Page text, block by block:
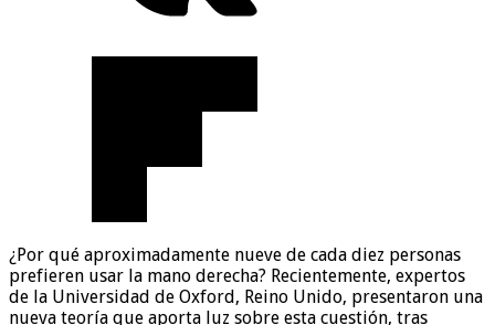
¿Por qué aproximadamente nueve de cada diez personas
prefieren usar la mano derecha? Recientemente, expertos
de la Universidad de Oxford, Reino Unido, presentaron una
nueva teoría que aporta luz sobre esta cuestión, tras